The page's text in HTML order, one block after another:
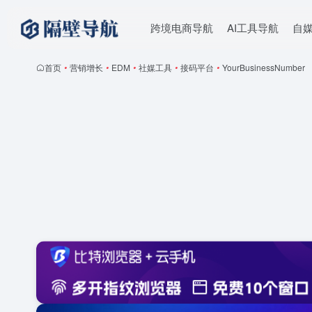
跨境电商导航 AI工具导航 自
首页 • 营销增长 • EDM • 社媒工具 • 接码平台 • YourBusinessNumber